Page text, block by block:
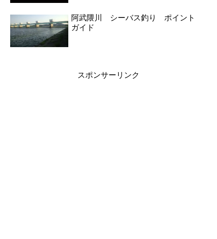
阿武隈川 シーバス釣り ポイント
ガイド
スポンサーリンク